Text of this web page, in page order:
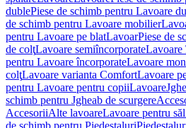
dublePiese de schimb pentru Lavoare
de schimb pentru Lavoare mobilier
pentru Lavoare pe blatLavoarPiese de
de colţLavoare semiîncorporateLavoare
pentru Lavoare încorporateLavoare
colţLavoare varianta ComfortLavoare
pentru Lavoare pentru copiiLavoare
schimb pentru Jgheab de scurgere
AccesoriiAlte lavoareLavoare pentru
de schimb pentru Piedestaluri